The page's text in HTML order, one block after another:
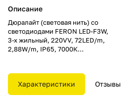
Описание
Дюралайт (световая нить) со
светодиодами FERON LED-F3W,
3-х жильный, 220VV, 72LED/m,
2,88W/m, IP65, 7000К
коннектора, Кратность резки
мм 2000мм, бобина
50м*11*18мм
Характеристики Отзывы